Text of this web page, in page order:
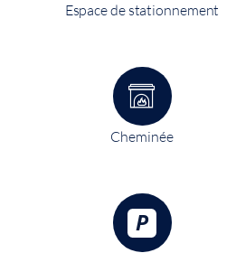
Espace de stationnement
Cheminée